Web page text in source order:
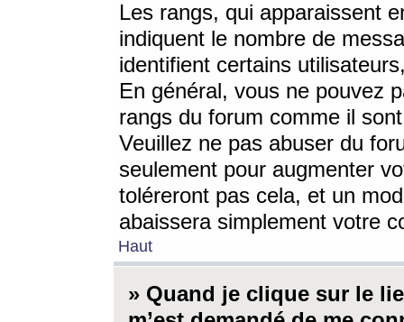
Les rangs, qui apparaissent
indiquent le nombre de
identifient certains
En général, vous ne pouvez
rangs du forum comme il
Veuillez ne pas abuser du
seulement pour augmenter
toléreront pas cela, et un
abaissera simplement votre
Haut
» Quand je clique sur le